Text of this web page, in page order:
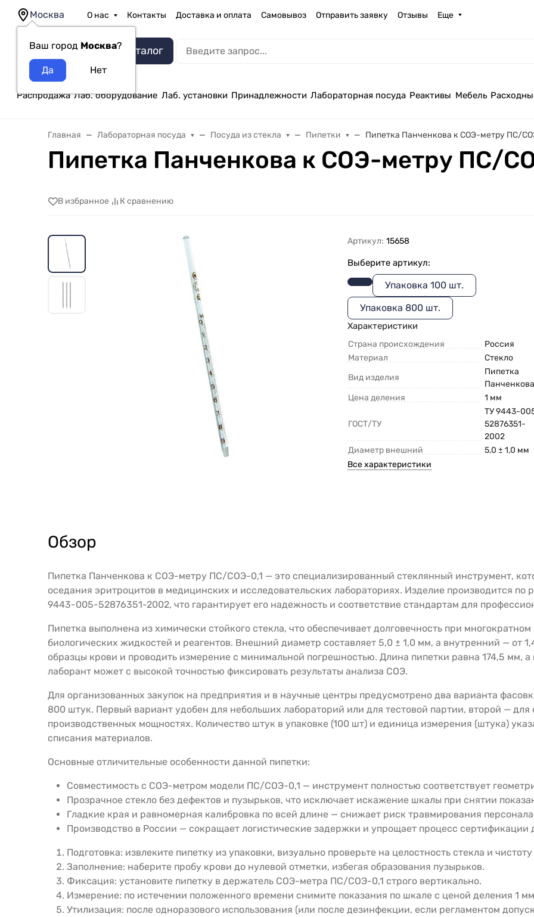
Москва
Ваш город Москва?
О нас Контакты Доставка и оплата Самовывоз Отправить заявку Отзывы Еще
Каталог
Распродажа Лаб. оборудование Лаб. установки Принадлежности Лабораторная посуда Реактивы Мебель
Главная Лабораторная посуда Посуда из стекла Пипетки Пипетка Панченкова к СОЭ-метру ПС/
Пипетка Панченкова к СОЭ-метру ПС/
В избранное К сравнению
Артикул: 15658
Выберите артикул:
Упаковка 100 шт.
Упаковка 800 шт.
Характеристики
Страна происхождения
Россия
Материал
Стекло
Вид изделия
Пипетка
Цена деления
1 мм
ГОСТ/ТУ
ТУ 9443-
52876351-
2002
Диаметр внешний
5,0 ± 1,0 мм
Все характеристики
Обзор
Пипетка Панченкова к СОЭ-метру ПС/СОЭ-0,1 — это специализированный стеклянный инструмент,
оседания эритроцитов в медицинских и исследовательских лабораториях. Изделие производится
9443-005-52876351-2002, что гарантирует его надежность и соответствие стандартам для
Пипетка выполнена из химически стойкого стекла, что обеспечивает долговечность при
биологических жидкостей и реагентов. Внешний диаметр составляет 5,0 ± 1,0 мм, а внутренний — от
образцы крови и проводить измерение с минимальной погрешностью. Длина пипетки равна 174,5 мм,
лаборант может с высокой точностью фиксировать результаты анализа СОЭ.
Для организованных закупок на предприятия и в научные центры предусмотрено два варианта
800 штук. Первый вариант удобен для небольших лабораторий или для тестовой партии, второй —
производственных мощностях. Количество штук в упаковке (100 шт) и единица измерения (штука)
списания материалов.
Основные отличительные особенности данной пипетки:
Совместимость с СОЭ-метром модели ПС/СОЭ-0,1 — инструмент полностью соответствует
Прозрачное стекло без дефектов и пузырьков, что исключает искажение шкалы при снятии
Гладкие края и равномерная калибровка по всей длине — снижает риск травмирования
Производство в России — сокращает логистические задержки и упрощает процесс сертификации
Подготовка: извлеките пипетку из упаковки, визуально проверьте на целостность стекла и
Заполнение: наберите пробу крови до нулевой отметки, избегая образования пузырьков.
Фиксация: установите пипетку в держатель СОЭ-метра ПС/СОЭ-0,1 строго вертикально.
Измерение: по истечении положенного времени снимите показания по шкале с ценой деления 1
Утилизация: после одноразового использования (или после дезинфекции, если регламентом